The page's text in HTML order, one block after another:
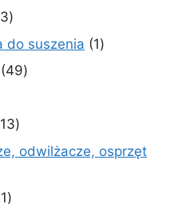
33
produkty
do suszenia 11
4949
1313
produktów
odwilżacze, osprzęt
21